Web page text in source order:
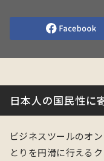
日本人の国民性に
ビジネスツールのオ
とりを円滑に行える